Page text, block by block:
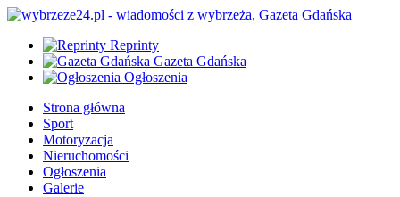
Reprinty
Gazeta Gdańska
Ogłoszenia
Strona główna
Sport
Motoryzacja
Nieruchomości
Ogłoszenia
Galerie